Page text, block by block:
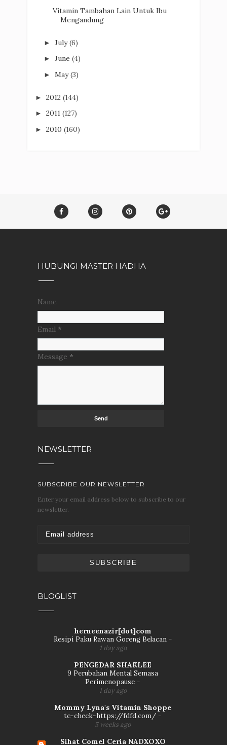
Vitamin Tambahan Lain Untuk Ibu
Mengandung
► July(6)
► June (4)
► May(3)
► 2012 (144)
► 2011 (127)
► 2010 (160)
HUBUNGI MASTER HADHA
Name
Email *
Message *
NEWSLETTER
SUBSCRIBE OUR NEWSLETTER
Enter your email address below to subscribe to our
newsletter.
BLOGLIST
herneenazir[dot]com
Resipi Paku Rawan Goreng Belacan -
1 day ago
PENGEDAR SHAKLEE
9 Perubahan Mental Semasa
Perimenopause -
1 day ago
Mommy Lyna's Vitamin Shoppe
tc-check-https://fdfd.com/ -
5 weeks ago
Sihat Comel Ceria NADXOXO